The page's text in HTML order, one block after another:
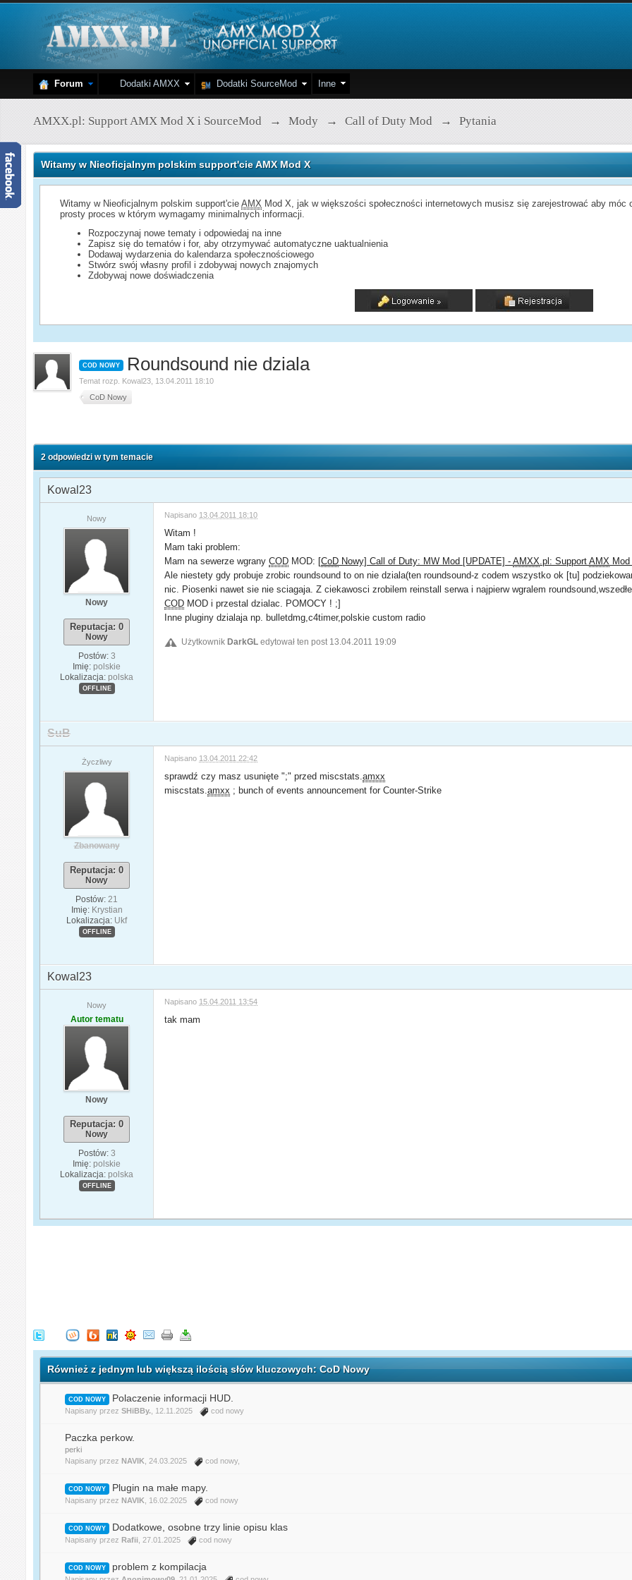
Forum Dodatki AMXX Dodatki SourceMod Inne
AMXX.pl: Support AMX Mod X i SourceMod → Mody → Call of Duty Mod → Pytania
Witamy w Nieoficjalnym polskim support'cie AMX Mod X
Witamy w Nieoficjalnym polskim support'cieAMX Mod X, jak w większości społeczności internetowych musisz się zarejestrować aby
prosty proces w którym wymagamy minimalnych informacji.
Rozpoczynaj nowe tematy i odpowiedaj na inne
Zapisz się do tematów i for, aby otrzymywać automatyczne uaktualnienia
Dodawaj wydarzenia do kalendarza społecznościowego
Stwórz swój własny profil i zdobywaj nowych znajomych
Zdobywaj nowe doświadczenia
COD NOWY Roundsound nie dziala
Temat rozp. Kowal23 13.04.2011 18:10
CoD Nowy
2 odpowiedzi w tym temacie
Kowal23
Nowy
Nowy
Reputacja: 0
Nowy
Postów: 3
Imię: polskie
Lokalizacja: polska
OFFLINE
Napisano 13.04.2011 18:10
Witam !
Mam taki problem:
Mam na sewerze wgranyCOD MOD: [CoD Nowy] Call of Duty: MW Mod [UPDATE] -AMXX .pl: SupportAMX
Ale niestety gdy probuje zrobic roundsound to on nie dziala(ten roundsound-z codem wszystko ok [tu]
nic. Piosenki nawet sie nie sciagaja. Z ciekawosci zrobilem reinstall serwa i najpierw wgralem
COD MOD i przestal dzialac. POMOCY ! ;]
Inne pluginy dzialaja np. bulletdmg,c4timer,polskie custom radio
UżytkownikDarkGL edytował ten post 13.04.2011 19:09
SuB
Życzliwy
Zbanowany
Reputacja: 0
Nowy
Postów: 21
Imię: Krystian
Lokalizacja: Ukf
OFFLINE
Napisano 13.04.2011 22:42
sprawdź czy masz usunięte ";" przed miscstats.amxx
miscstats.amxx ; bunch of events announcement for Counter-Strike
Kowal23
Nowy
Autor tematu
Nowy
Reputacja: 0
Nowy
Postów: 3
Imię: polskie
Lokalizacja: polska
OFFLINE
Napisano 15.04.2011 13:54
tak mam
Również z jednym lub większą ilością słów kluczowych: CoD Nowy
COD NOWY Polaczenie informacji HUD.
Napisany przezSHiBBy. , 12.11.2025 cod nowy
Paczka perkow.
perki
Napisany przez NAVIK , 24.03.2025 cod nowy,
COD NOWY Plugin na małe mapy.
Napisany przez NAVIK , 16.02.2025 cod nowy
COD NOWY Dodatkowe, osobne trzy linie opisu klas
Napisany przez Rafii , 27.01.2025 cod nowy
COD NOWY problem z kompilacja